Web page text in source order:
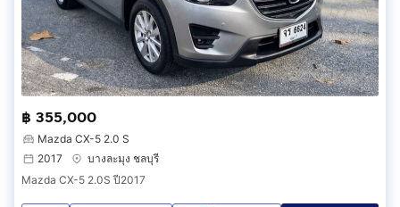
฿ 355,000
Mazda CX-5 2.0 S
2017
บางละมุง ชลบุรี
Mazda CX-5 2.0S ปี2017